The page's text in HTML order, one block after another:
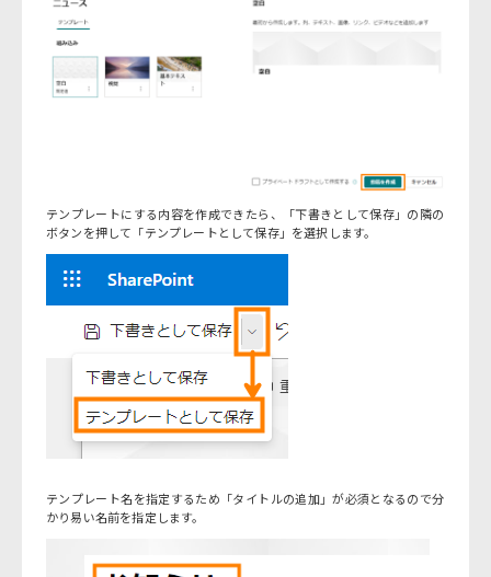
テンプレートにする内容を作成できたら、「下書きとして保存」の隣の
ボタンを押して「テンプレートとして保存」を選択します。
テンプレート名を指定するため「タイトルの追加」が必須となるので分
かり易い名前を指定します。